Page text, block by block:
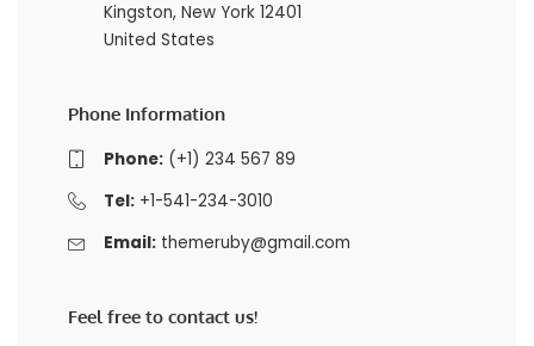
Kingston, New York 12401
United States
Phone Information
Phone:(+1) 234 567 89
Tel:+1-541-234-3010
Email: themeruby@gmail.com
Feel free to contact us!